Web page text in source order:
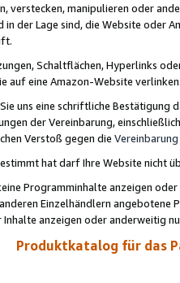
verstecken, manipulieren oder
der Lage sind, die Website oder
Schaltflächen, Hyperlinks
auf eine Amazon-Website
uns eine schriftliche
der Vereinbarung,
Verstoß gegen die Vereinbarung
hat darf Ihre Website nicht
Programminhalte anzeigen
Einzelhändlern
anzeigen oder anderweitig
Produktkatalog für das